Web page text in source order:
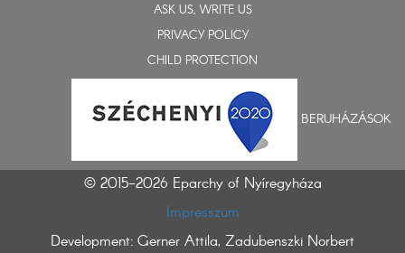
ASK US, WRITE US
PRIVACY POLICY
CHILD PROTECTION
BERUHÁZÁSOK
© 2015-2026 Eparchy of Nyíregyháza
Impresszum
Development: Gerner Attila, Zadubenszki Norbert